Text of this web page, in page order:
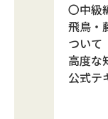
〇中級
飛鳥・
ついて
高度な
公式テ